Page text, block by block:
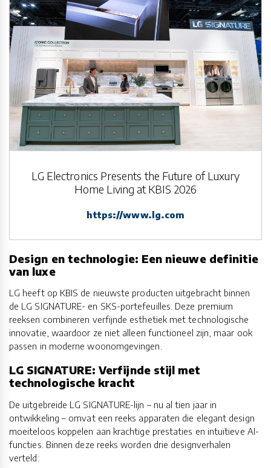
LG Electronics Presents the Future of Luxury
Home Living at KBIS 2026
https://www.lg.com
Design en technologie: Een nieuwe definitie
van luxe
LG heeft op KBIS de nieuwste producten uitgebracht binnen
de LG SIGNATURE- en SKS-portefeuilles. Deze premium
reeksen combineren verfijnde esthetiek met technologische
innovatie, waardoor ze niet alleen functioneel zijn, maar ook
passen in moderne woonomgevingen.
LG SIGNATURE: Verfijnde stijl met
technologische kracht
De uitgebreide LG SIGNATURE-lijn – nu al tien jaar in
ontwikkeling – omvat een reeks apparaten die elegant design
moeiteloos koppelen aan krachtige prestaties en intuïtieve AI-
functies. Binnen deze reeks worden drie designverhalen
verteld: